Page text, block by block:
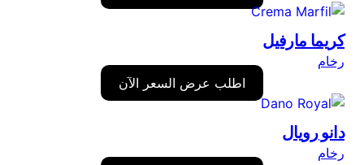
كريما مارفيل
رخام
اطلب عرض السعر الآن
دانو رويال
رخام